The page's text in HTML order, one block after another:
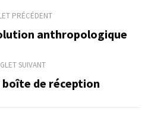
PRÉCÉDENT
Ongletanthropologique
SUIVANT
Ongletde réception